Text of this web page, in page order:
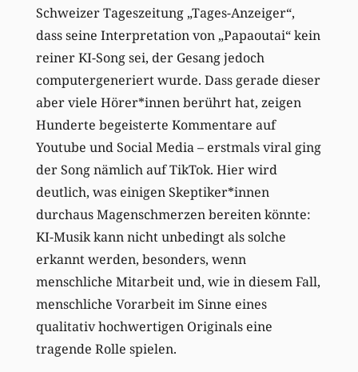
Schweizer Tageszeitung „Tages-Anzeiger“,
dass seine Interpretation von „Papaoutai“ kein
reiner KI-Song sei, der Gesang jedoch
computergeneriert wurde. Dass gerade dieser
aber viele Hörer*innen berührt hat, zeigen
Hunderte begeisterte Kommentare auf
Youtube und Social Media – erstmals viral ging
der Song nämlich auf TikTok. Hier wird
deutlich, was einigen Skeptiker*innen
durchaus Magenschmerzen bereiten könnte:
KI-Musik kann nicht unbedingt als solche
erkannt werden, besonders, wenn
menschliche Mitarbeit und, wie in diesem Fall,
menschliche Vorarbeit im Sinne eines
qualitativ hochwertigen Originals eine
tragende Rolle spielen.